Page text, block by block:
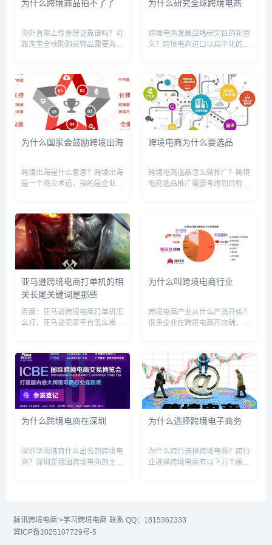
海外直邮上传身份证靠谱吗？可
靠淘宝全球购购买物品需要海外
身份证信息才能报关。 现在大
部分海外直邮网站或者是保税区
的商品都要扫描件才可以发货，
所以...
跨境电商发展战略研究目的和意
义？跨境电商进口以扁平化的线
通过大量引入质量品质较好、丰
富的海外商品，我国用海外产品
培育国内市场，以消费升级引领
产业加...
为什么国家会鼓励跨境出海
跨境出海是什么意思？跨境出海
是一个商业术语，指的是企业或
家边界，进入其他国家或地区进
行商业活动。它通常涉及到跨越
国家间的贸易壁垒、关税、法律
法规...
跨境电商为什么要选品
跨境电商选品怎么做推广？跨境
电商选品推广需要考虑到目标市
电商平台等多种渠道进行推广，
同时注意优化商品页面、提高客
户体...
亚马逊跨境电商打单机的相
关长尾关键词是那些
百度：亚马逊跨境电商打单机怎
么打，亚马逊卖家平台怎么操作
是属什么工作，亚马逊跨境电商
如何挂单，亚马逊跨境电商入门
完整教程，亚马逊跨境电商真的
挣钱...
为什么叫跨境电商行业
跨境电商产业从什么产品开始？
很多企业在跨境电商开店铺，是
品，十年后的今天，特别是从去
年疫情开始，表现很明显的是产
品为王。从国内的供应链来看，
企业在...
为什么跨境电商在深圳
深圳华南城有什么出名的跨境电
商？深圳是我国跨境电商的主要
（以上4家均在华南城，被称为
华南...
为什么选择跨境电子商务
为什么跨行选择跨境电商？跨行
业选择跨境电商有以下几个原
者群体，提高销售额和利润。2.
脉讯跨境电商:>学习跨境电商 联系 QQ：1815362333
冀ICP备2025107729号-5